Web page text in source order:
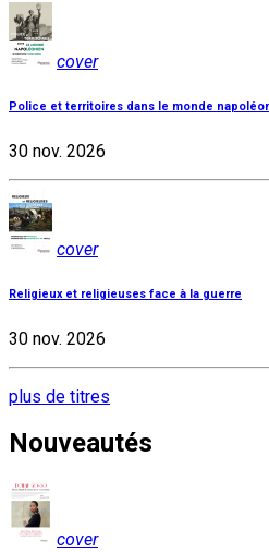
cover
Police et territoires dans le monde
30 nov. 2026
cover
Religieux et religieuses face à la guerre
30 nov. 2026
plus de titres
Nouveautés
cover